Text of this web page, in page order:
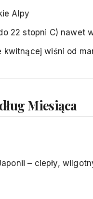
Alpy
22 stopni C) nawet
wiśni od
Miesiąca
– ciepły,